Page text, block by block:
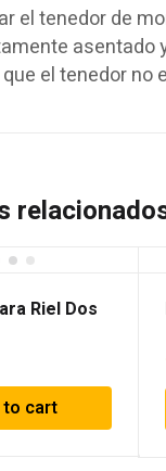
el tenedor de
asentado
el tenedor no
Riel Dos
to cart